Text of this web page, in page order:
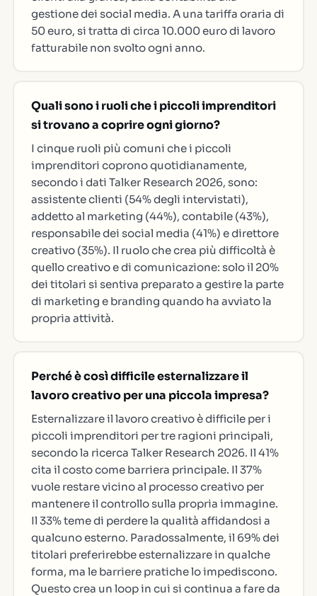
gestione dei social media. A una tariffa oraria di
50 euro, si tratta di circa 10.000 euro di lavoro
fatturabile non svolto ogni anno.
Quali sono i ruoli che i piccoli imprenditori
si trovano a coprire ogni giorno?
I cinque ruoli più comuni che i piccoli
imprenditori coprono quotidianamente,
secondo i dati Talker Research 2026, sono:
assistente clienti (54% degli intervistati),
addetto al marketing (44%), contabile (43%),
responsabile dei social media (41%) e direttore
creativo (35%). Il ruolo che crea più difficoltà è
quello creativo e di comunicazione: solo il 20%
dei titolari si sentiva preparato a gestire la parte
di marketing e branding quando ha avviato la
propria attività.
Perché è così difficile esternalizzare il
lavoro creativo per una piccola impresa?
Esternalizzare il lavoro creativo è difficile per i
piccoli imprenditori per tre ragioni principali,
secondo la ricerca Talker Research 2026. Il 41%
cita il costo come barriera principale. Il 37%
vuole restare vicino al processo creativo per
mantenere il controllo sulla propria immagine.
Il 33% teme di perdere la qualità affidandosi a
qualcuno esterno. Paradossalmente, il 69% dei
titolari preferirebbe esternalizzare in qualche
forma, ma le barriere pratiche lo impediscono.
Questo crea un loop in cui si continua a fare da